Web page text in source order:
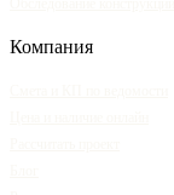
Компания